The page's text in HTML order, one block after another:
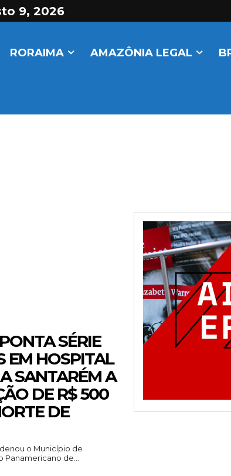
9, 2026
RORAIMA AMAZÔNIA LEGAL
SÉRIE
EM HOSPITAL
SANTARÉM A
DE R$ 500
DE
o Município de
Panamericano de...